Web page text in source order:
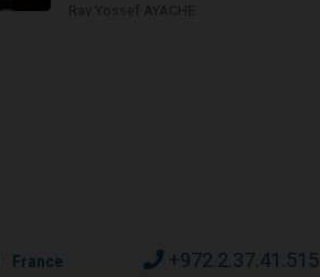
France +972.2.37.41.515